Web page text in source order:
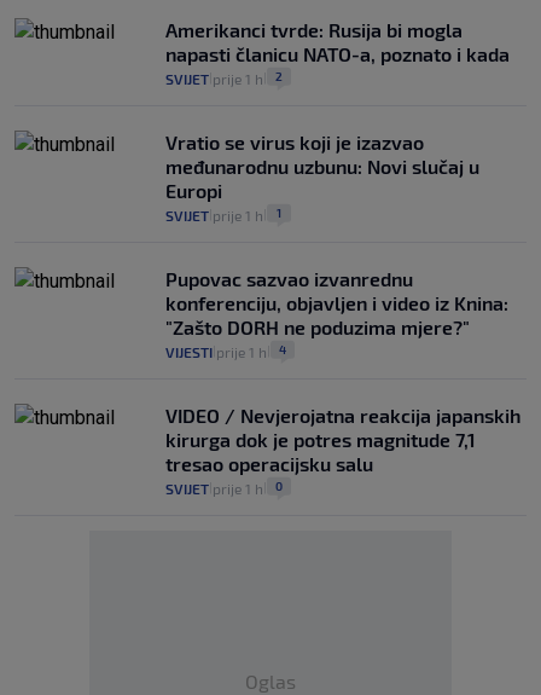
Amerikanci tvrde: Rusija bi mogla
napasti članicu NATO-a, poznato i kada
SVIJET prije 1 h 2
Vratio se virus koji je izazvao
međunarodnu uzbunu: Novi slučaj u
Europi
SVIJET prije 1 h 1
Pupovac sazvao izvanrednu
konferenciju, objavljen i video iz Knina:
"Zašto DORH ne poduzima mjere?"
VIJESTI prije 1 h 4
VIDEO / Nevjerojatna reakcija japanskih
kirurga dok je potres magnitude 7,1
tresao operacijsku salu
SVIJET prije 1 h 0
Oglas